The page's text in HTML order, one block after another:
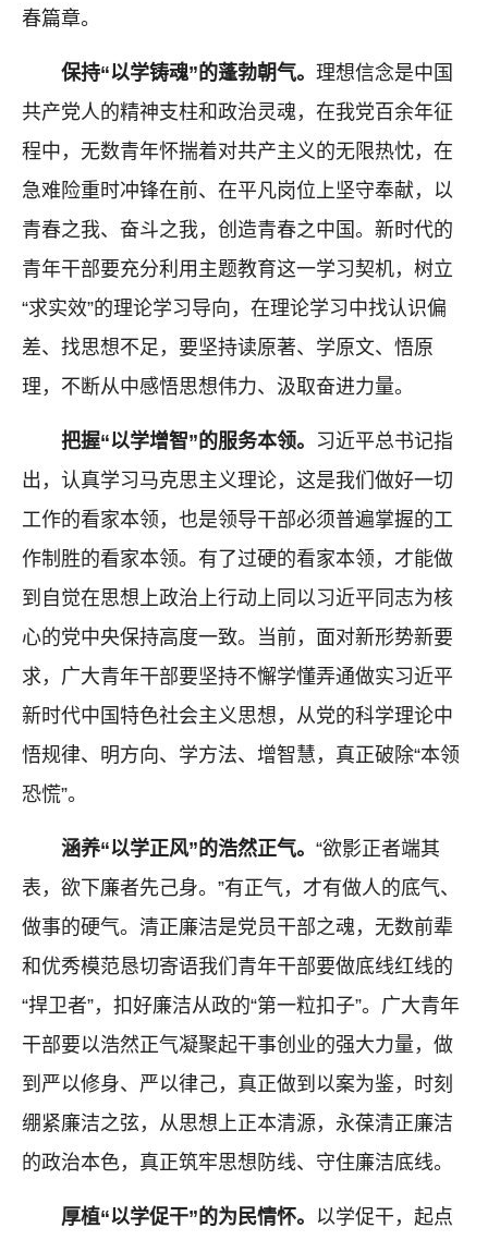
春篇章。
保持“以学铸魂”的蓬勃朝气。 理想信念是中国
共产党人的精神支柱和政治灵魂，在我党百余年征
程中，无数青年怀揣着对共产主义的无限热忱，在
急难险重时冲锋在前、在平凡岗位上坚守奉献，以
青春之我、奋斗之我，创造青春之中国。新时代的
青年干部要充分利用主题教育这一学习契机，树立
“求实效”的理论学习导向，在理论学习中找认识偏
差、找思想不足，要坚持读原著、学原文、悟原
理，不断从中感悟思想伟力、汲取奋进力量。
把握“以学增智”的服务本领。 习近平总书记指
出，认真学习马克思主义理论，这是我们做好一切
工作的看家本领，也是领导干部必须普遍掌握的工
作制胜的看家本领。有了过硬的看家本领，才能做
到自觉在思想上政治上行动上同以习近平同志为核
心的党中央保持高度一致。当前，面对新形势新要
求，广大青年干部要坚持不懈学懂弄通做实习近平
新时代中国特色社会主义思想，从党的科学理论中
悟规律、明方向、学方法、增智慧，真正破除“本领
恐慌”。
涵养“以学正风”的浩然正气。 “欲影正者端其
表，欲下廉者先己身。”有正气，才有做人的底气、
做事的硬气。清正廉洁是党员干部之魂，无数前辈
和优秀模范恳切寄语我们青年干部要做底线红线的
“捍卫者”，扣好廉洁从政的“第一粒扣子”。广大青年
干部要以浩然正气凝聚起干事创业的强大力量，做
到严以修身、严以律己，真正做到以案为鉴，时刻
绷紧廉洁之弦，从思想上正本清源，永葆清正廉洁
的政治本色，真正筑牢思想防线、守住廉洁底线。
厚植“以学促干”的为民情怀。 以学促干，起点